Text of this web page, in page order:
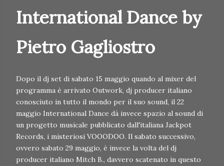
International Dance by
Pietro Gagliostro
Dopo il dj set di sabato 15 maggio quando al mixer del
programma è arrivato Outwork, dj producer italiano
conosciuto in tutto il mondo per il suo sound, il 22
maggio International Dance dà invece spazio al sound di
un progetto musicale pubblicato dall'italiana Jackpot
Records, i misteriosi VOOODOO. Il sabato successivo,
ovvero sabato 29 maggio, è invece la volta del dj
producer italiano Mitch B., davvero scatenato in questo